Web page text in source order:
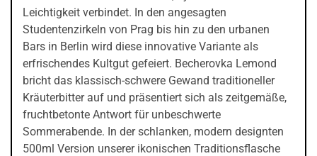
Leichtigkeit verbindet. In den angesagten
Studentenzirkeln von Prag bis hin zu den urbanen
Bars in Berlin wird diese innovative Variante als
erfrischendes Kultgut gefeiert. Becherovka Lemond
bricht das klassisch-schwere Gewand traditioneller
Kräuterbitter auf und präsentiert sich als zeitgemäße,
fruchtbetonte Antwort für unbeschwerte
Sommerabende. In der schlanken, modern designten
500ml Version unserer ikonischen Traditionsflasche